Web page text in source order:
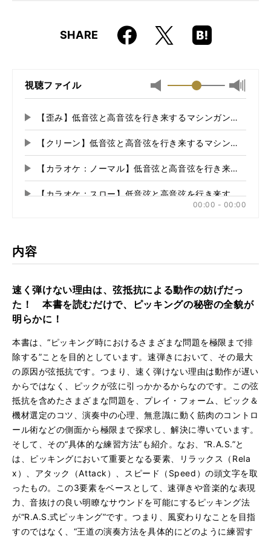
SHARE Faceboo
k
X
Hatena
Boo
視聴ファイル
最小
音
に
り
替
え
最大音
量
切
替
る
再
生
す
る
【歪み】低音弦と高音弦を行き来するマシンガン・ピッキ
再
生
す
る
【クリーン】低音弦と高音弦を行き来するマシンガン・ピ
再
生
す
【カラオケ：ノーマル】低音弦と高音弦を行き来するマシ
再
【カラオケ：スロー】低音弦と高音弦を行き来するマシン
す
る
再
生
る
生
す
る
再
生
す
る
【歪み】スウィープ＆エコノミーを多用したエクササイズ
再
生
す
る
【クリーン】スウィープ＆エコノミーを多用したエクササ
再
生
す
る
【クリーン】多方面において判断の速さが必要とされるジ
再
生
す
る
【クリーン】ストローク譜例で行なう直線軌道ピッキン
00:00 - 00:00
内容
速く弾けない理由は、弦抵抗による動作の妨げだっ
た！ 本書を読むだけで、ピッキングの秘密の全貌が
明らかに！
本書は、“ピッキング時におけるさまざまな問題を極限まで排
除する”ことを目的としています。速弾きにおいて、その最大
の原因が弦抵抗です。つまり、速く弾けない理由は動作が遅い
からではなく、ピックが弦に引っかかるからなのです。この弦
抵抗を含めたさまざまな問題を、プレイ・フォーム、ピック＆
機材選定のコツ、演奏中の心理、無意識に動く筋肉のコントロ
ール術などの側面から極限まで探求し、解決に導いています。
そして、その“具体的な練習方法”も紹介。なお、“R.A.S.”と
は、ピッキングにおいて重要となる要素、リラックス（Rela
x）、アタック（Attack）、スピード（Speed）の頭文字を取
ったもの。この3要素をベースとして、速弾きや音楽的な表現
力、音抜けの良い明瞭なサウンドを可能にするピッキング法
が“R.A.S.式ピッキング”です。つまり、風変わりなことを目指
すのではなく、“王道の演奏方法を具体的にどのように練習す